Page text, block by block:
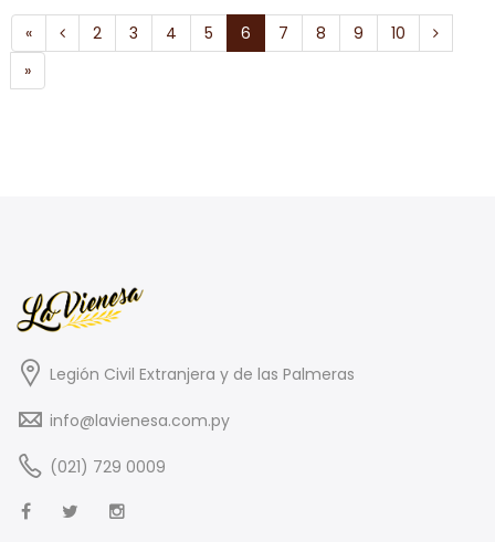
« 2 3 4 5 6 7 8 9
10
»
Legión Civil Extranjera y de las Palmeras
info@lavienesa.com.py
(021) 729 0009